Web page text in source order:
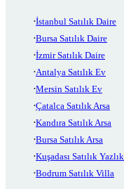
İstanbul Satılık Daire
Bursa Satılık Daire
İzmir Satılık Daire
Antalya Satılık Ev
Mersin Satılık Ev
Çatalca Satılık Arsa
Kandıra Satılık Arsa
Bursa Satılık Arsa
Kuşadası Satılık Yazlık
Bodrum Satılık Villa